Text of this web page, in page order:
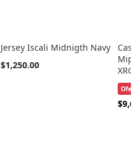
Jersey Iscali Midnigth Navy
Tan
$1,250.00
Mips
XRG
Precio